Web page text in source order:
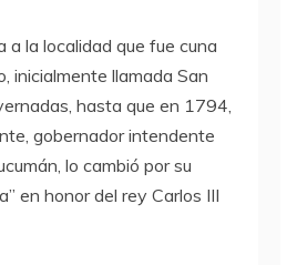
a la localidad que fue cuna
inicialmente llamada San
hasta que en 1794,
gobernador intendente
lo cambió por su
en honor del rey Carlos III